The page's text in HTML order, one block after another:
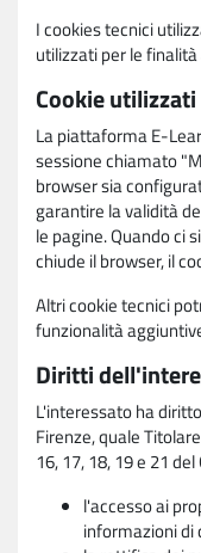
I cookies tecnici
utilizzati per le
Cookie utilizzati
La piattaforma E-
sessione chiamato
browser sia
garantire la validità
le pagine. Quando ci
chiude il browser, il
Altri cookie tecnici
funzionalità
Diritti
L'interessato ha
Firenze, quale
16, 17, 18, 19 e 21 del
l'accesso ai
informazioni di